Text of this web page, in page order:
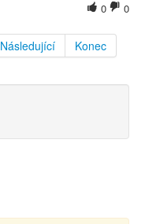
0
0
Následující Konec